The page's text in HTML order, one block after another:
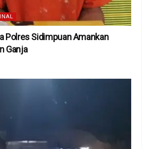
Polres Sidimpuan Amankan
Ganja